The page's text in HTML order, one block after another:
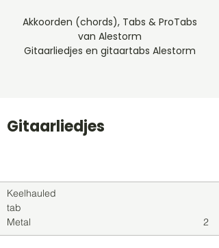
Akkoorden (chords), Tabs & ProTabs
van Alestorm
Gitaarliedjes en gitaartabs Alestorm
Gitaarliedjes
Keelhauled
tab
Metal
2